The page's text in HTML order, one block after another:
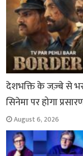
देशभक्ति के जज़्बे से भर
सिनेमा पर होगा
August 6, 2026